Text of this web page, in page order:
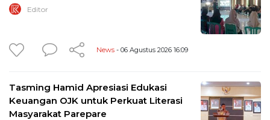
Editor
News - 06 Agustus 2026 16:09
Tasming Hamid Apresiasi Edukasi
Keuangan OJK untuk Perkuat Literasi
Masyarakat Parepare